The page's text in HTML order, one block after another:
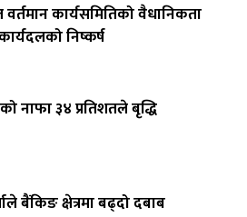
कार्यसमितिको वैधानिकता
निष्कर्ष
नाफा ३४ प्रतिशतले बृद्धि
बैंकिङ क्षेत्रमा बढ्दो दबाब